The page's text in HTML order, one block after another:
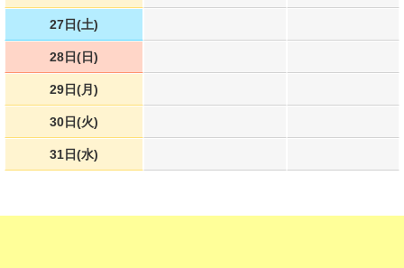
27日(土)
28日(日)
29日(月)
30日(火)
31日(水)